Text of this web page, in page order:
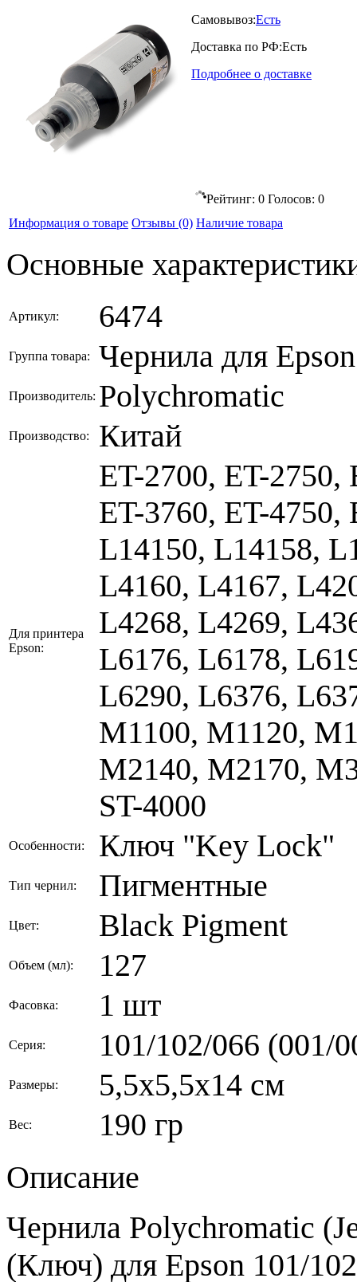
Самовывоз:Есть
Доставка по РФ:Есть
Подробнее о доставке
Рейтинг: 0 Голосов: 0
Информация о товаре Отзывы (0) Наличие товара
Основные
Артикул: 6474
Группа товара: Чернила для Epson
Производитель: Polychromatic
Производство: Китай
Для принтера
Epson:
ET-2700, ET-2750,
ET-3760, ET-4750,
L14150, L14158,
L4160, L4167,
L4268, L4269,
L6176, L6178,
L6290, L6376,
M1100, M1120,
M2140, M2170,
ST-4000
Особенности: Ключ "Key Lock"
Тип чернил: Пигментные
Цвет: Black Pigment
Объем (мл): 127
Фасовка: 1 шт
Серия: 101/102/066 (001/
Размеры: 5,5x5,5x14 см
Вес: 190 гр
Описание
Чернила Polychromatic
(Ключ) для Epson 101/